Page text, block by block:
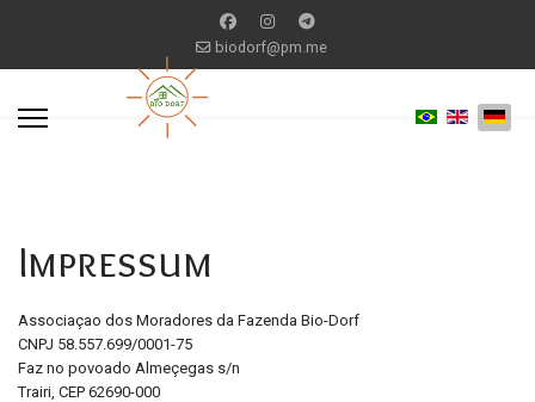
biodorf@pm.me
Impressum
Associaçao dos Moradores da Fazenda Bio-Dorf
CNPJ 58.557.699/0001-75
Faz no povoado Almeçegas s/n
Trairi, CEP 62690-000